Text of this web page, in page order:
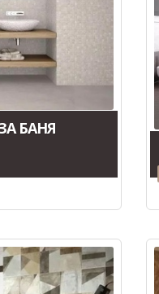
БАНЯ